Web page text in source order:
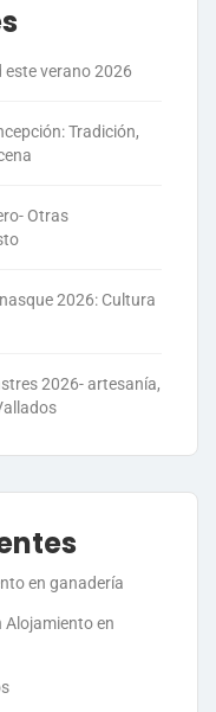
verano 2026
Tradición,
Otras
2026: Cultura
2026- artesanía,
en ganadería
Alojamiento en